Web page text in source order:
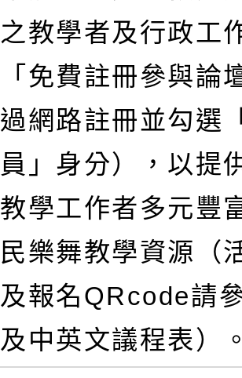
之教學者及行政工
「免費註冊參與論
過網路註冊並勾選
員」身分），以提
教學工作者多元豐
民樂舞教學資源（
及報名QRcode請
及中英文議程表）